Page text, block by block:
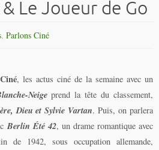
Le Joueur de Go
, Parlons Ciné
, les actus ciné de la semaine avec un
Neigeprend la tête du classement,
Dieu et Sylvie Vartan. Puis, on parlera
Berlin Été 42, un drame romantique avec
1942, sous occupation allemande,